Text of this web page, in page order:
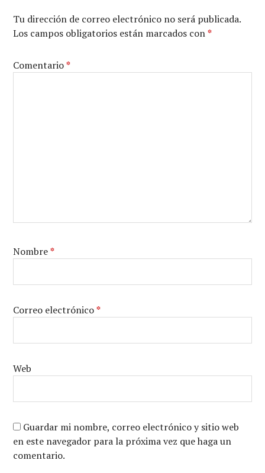
Tu dirección de correo electrónico no será publicada.
Los campos obligatorios están marcados con*
Comentario*
Nombre*
Correo electrónico*
Web
Guardar mi nombre, correo electrónico y sitio web
en este navegador para la próxima vez que haga un
comentario.